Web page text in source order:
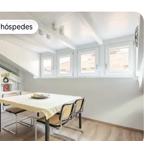
preferidos dos hóspedes